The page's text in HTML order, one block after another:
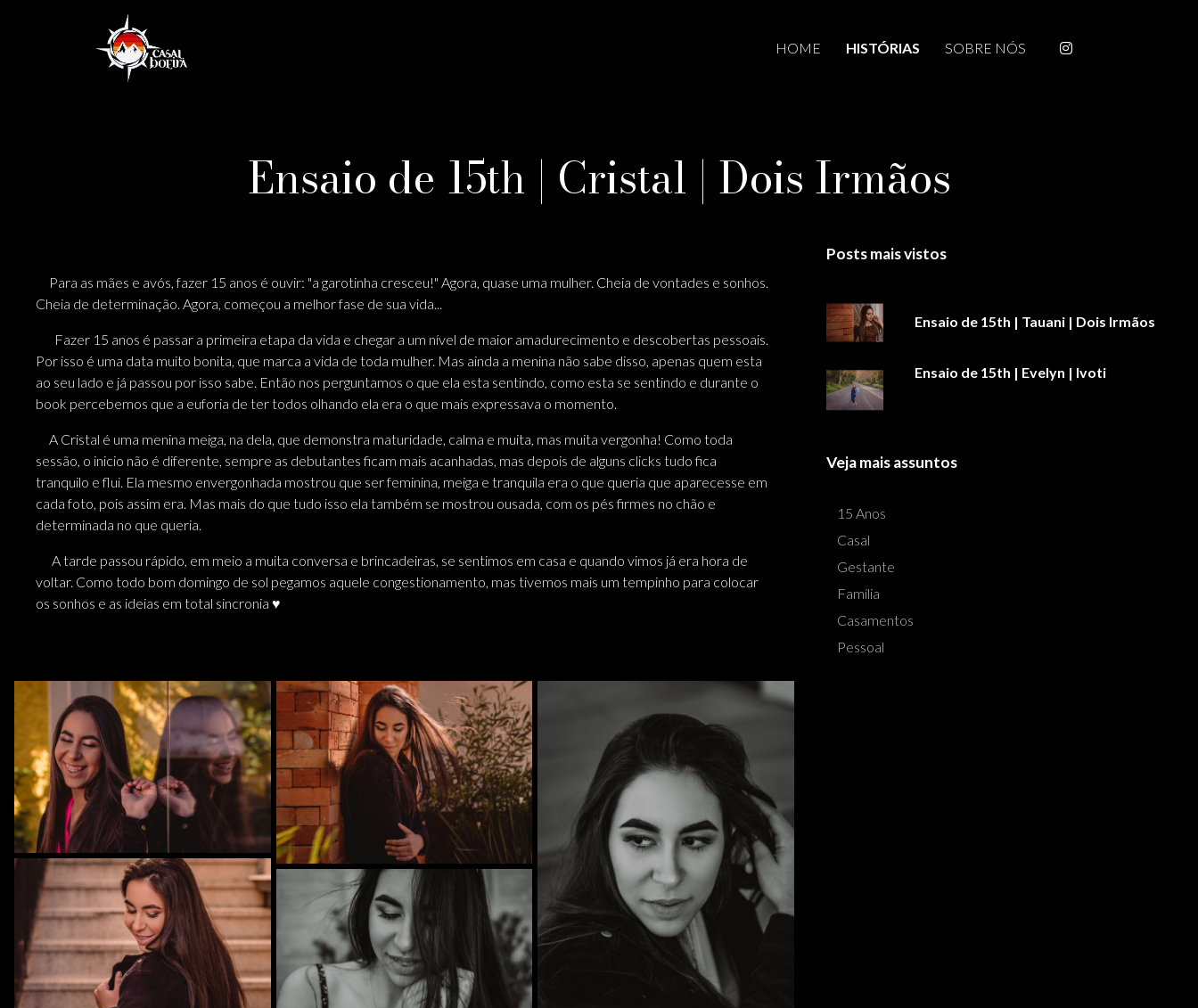
HOME HISTÓRIAS SOBRE NÓS
Ensaio de 15th | Cristal | Dois Irmãos
Para as mães e avós, fazer 15 anos é ouvir: "a garotinha cresceu!" Agora, quase uma mulher. Cheia de vontades e sonhos.
Cheia de determinação. Agora, começou a melhor fase de sua vida...
Fazer 15 anos é passar a primeira etapa da vida e chegar a um nível de maior amadurecimento e descobertas pessoais.
Por isso é uma data muito bonita, que marca a vida de toda mulher. Mas ainda a menina não sabe disso, apenas quem esta
ao seu lado e já passou por isso sabe. Então nos perguntamos o que ela esta sentindo, como esta se sentindo e durante o
book percebemos que a euforia de ter todos olhando ela era o que mais expressava o momento.
A Cristal é uma menina meiga, na dela, que demonstra maturidade, calma e muita, mas muita vergonha! Como toda
sessão, o inicio não é diferente, sempre as debutantes ficam mais acanhadas, mas depois de alguns clicks tudo fica
tranquilo e flui. Ela mesmo envergonhada mostrou que ser feminina, meiga e tranquila era o que queria que aparecesse em
cada foto, pois assim era. Mas mais do que tudo isso ela também se mostrou ousada, com os pés firmes no chão e
determinada no que queria.
A tarde passou rápido, em meio a muita conversa e brincadeiras, se sentimos em casa e quando vimos já era hora de
voltar. Como todo bom domingo de sol pegamos aquele congestionamento, mas tivemos mais um tempinho para colocar
os sonhos e as ideias em total sincronia ♥
Posts mais vistos
Ensaio de 15th | Tauani | Dois Irmãos
Ensaio de 15th | Evelyn | Ivoti
Veja mais assuntos
15 Anos
Casal
Gestante
Família
Casamentos
Pessoal